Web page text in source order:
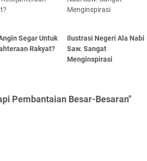
Segar Untuk
Rakyat?
Ilustrasi Negeri Ala Nabi
Saw. Sangat
Menginspirasi
Pembantaian Besar-Besaran"